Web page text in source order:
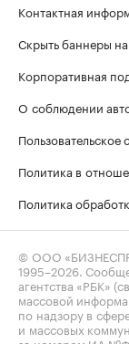
Контактная
Скрыть баннеры
Корпоративная
О соблюдении
Пользовательское
Политика в
Политика
© ООО
1995–2026 .
агентства «РБК»
массовой
по надзору в
и массовых